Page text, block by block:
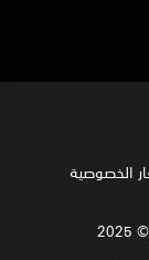
الخصوصية‍